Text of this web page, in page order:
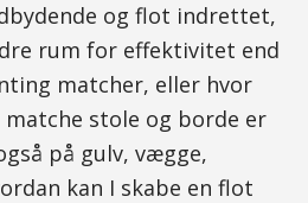
og flot indrettet,
rum for effektivitet end
matcher, eller hvor
stole og borde er
på gulv, vægge,
kan I skabe en flot